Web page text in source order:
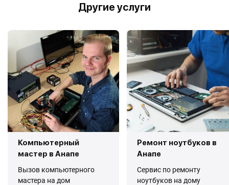
Другие услуги
Компьютерный
мастер в Анапе
Вызов компьютерного
мастера на дом
Ремонт ноутбуков в
Анапе
Сервис по ремонту
ноутбуков на дому